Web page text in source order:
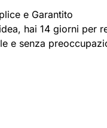
e Garantito
hai 14 giorni per
e senza